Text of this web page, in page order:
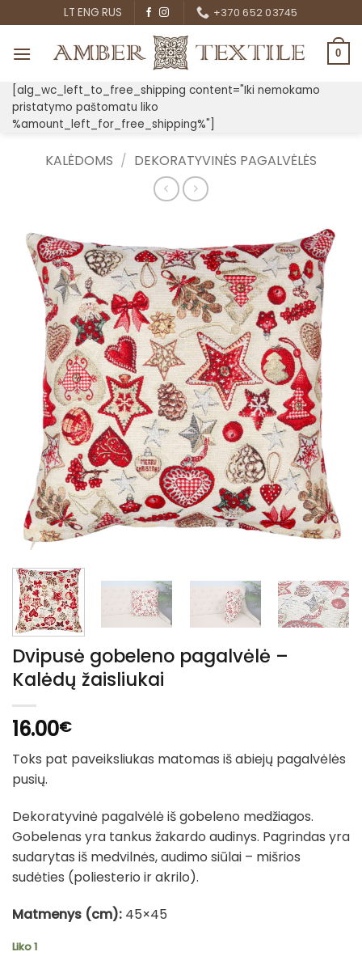
to
content
LT ENG RUS +370 652 03745
0
[alg_wc_left_to_free_shipping content="Iki nemokamo
pristatymo paštomatu liko
%amount_left_for_free_shipping%"]
KALĖDOMS / DEKORATYVINĖS PAGALVĖLĖS
Dvipusė gobeleno pagalvėlė –
Kalėdų žaisliukai
16.00€
Toks pat paveiksliukas matomas iš abiejų pagalvėlės
pusių.
Dekoratyvinė pagalvėlė iš gobeleno medžiagos.
Gobelenas yra tankus žakardo audinys. Pagrindas yra
sudarytas iš medvilnės, audimo siūlai – mišrios
sudėties (poliesterio ir akrilo).
Matmenys (cm): 45×45
Liko 1